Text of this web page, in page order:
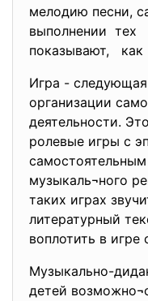
мелодию песни,
выполнении
показывают,
Игра -
организации
деятельности.
ролевые игры с
музыкаль¬ного
таких играх
литературный
воплотить в
Музыкально-
детей